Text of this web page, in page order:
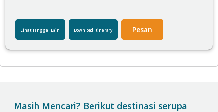
Lihat Tanggal Lain Download Itinerary Pesan
Masih Mencari? Berikut destinasi serupa